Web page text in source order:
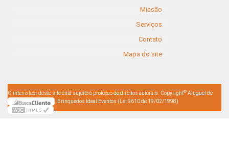
Missão
Serviços
Contato
Mapa do site
O inteiro teor deste site está sujeito à proteção de direitos autorais. Copyright© Aluguel de
Brinquedos Ideal Eventos (Lei 9610 de 19/02/1998)